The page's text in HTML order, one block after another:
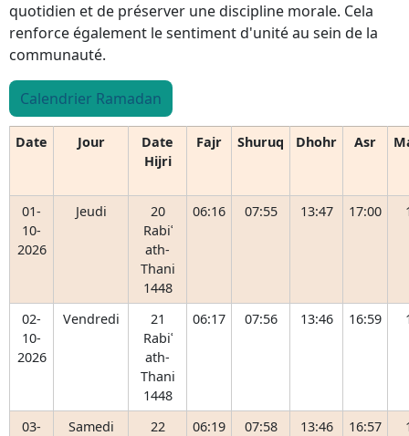
quotidien et de préserver une discipline morale. Cela
renforce également le sentiment d'unité au sein de la
communauté.
Calendrier Ramadan
Date Jour
Date
Hijri
Fajr Shuruq Dhohr Asr
01-
10-
2026
Jeudi
20
Rabiʿ
ath-
Thani
1448
06:16 07:55 13:47 17:00
02-
10-
2026
Vendredi
21
Rabiʿ
ath-
Thani
1448
06:17 07:56 13:46 16:59
03-
Samedi
22
06:19 07:58 13:46 16:57